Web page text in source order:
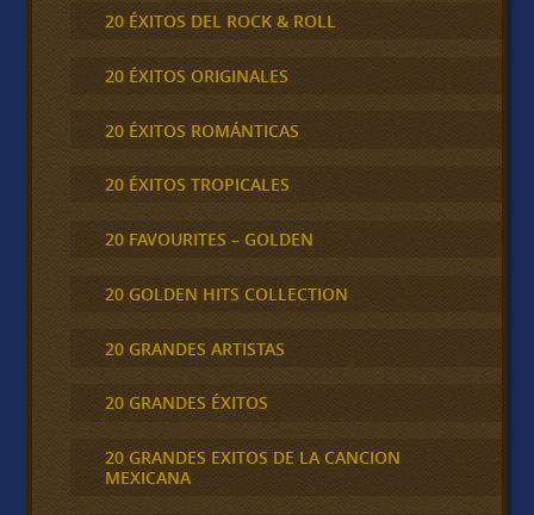
20 ÉXITOS DEL ROCK & ROLL
20 ÉXITOS ORIGINALES
20 ÉXITOS ROMÁNTICAS
20 ÉXITOS TROPICALES
20 FAVOURITES – GOLDEN
20 GOLDEN HITS COLLECTION
20 GRANDES ARTISTAS
20 GRANDES ÉXITOS
20 GRANDES EXITOS DE LA CANCION
MEXICANA